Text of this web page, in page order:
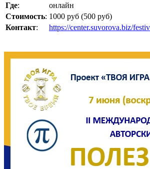
Где:
онлайн
Стоимость: 1000 руб (500 руб)
Контакт: https://center.suvorova.biz/